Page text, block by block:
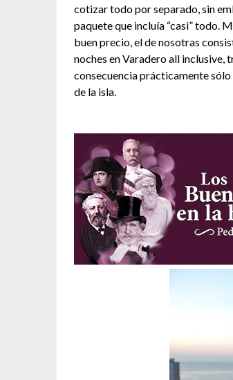
cotizar todo por separado, sin
paquete que incluía “casi” todo.
buen precio, el de nosotras
noches en Varadero all inclusive,
consecuencia prácticamente
de la isla.